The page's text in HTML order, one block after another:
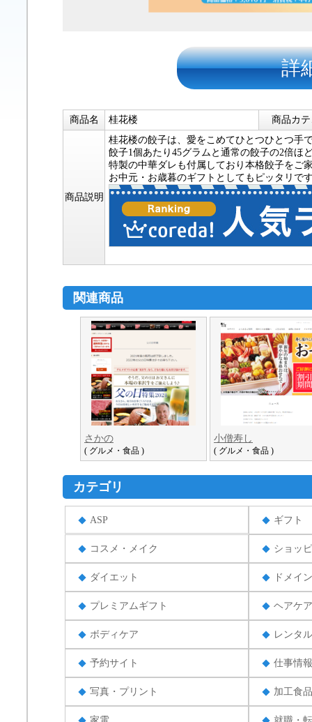
詳
商品名 桂花楼 商品カ
商品説明
桂花楼の餃子は、愛をこめてひとつひとつ手
餃子1個あたり45グラムと通常の餃子の2倍ほ
特製の中華ダレも付属しており本格餃子をご
お中元・お歳暮のギフトとしてもピッタリで
関連商品
さかの
( グルメ・食品 )
小僧寿し
( グルメ・食品 )
カテゴリ
ASP ギフト
コスメ・メイク ショッ
ダイエット ドメイン
プレミアムギフト ヘアケア
ボディケア レンタ
予約サイト 仕事情報
写真・プリント 加工食品